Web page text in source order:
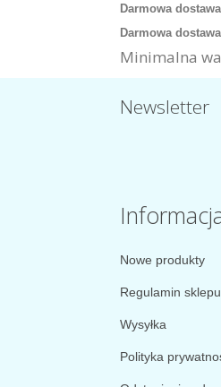
Darmowa
Darmowa
Minimalna
Newsletter
Nowe produkty
Regulamin sklepu
Wysyłka
Polityka